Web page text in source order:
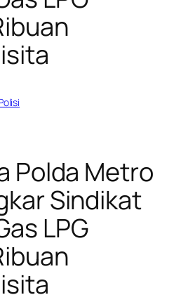
Polda Metro
Sindikat
LPG